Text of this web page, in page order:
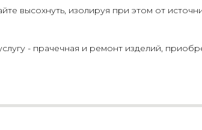
высохнуть, изолируя при этом от
- прачечная и ремонт изделий,